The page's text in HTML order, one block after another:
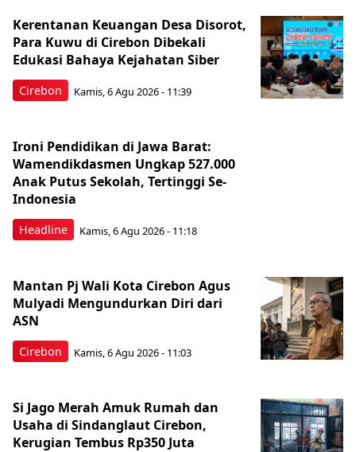
Cirebon
Kerentanan Keuangan Desa Disorot,
Para Kuwu di Cirebon Dibekali
Edukasi Bahaya Kejahatan Siber
Kamis, 6 Agu 2026 - 11:39
Headline
Ironi Pendidikan di Jawa Barat:
Wamendikdasmen Ungkap 527.000
Anak Putus Sekolah, Tertinggi Se-
Indonesia
Kamis, 6 Agu 2026 - 11:18
Cirebon
Mantan Pj Wali Kota Cirebon Agus
Mulyadi Mengundurkan Diri dari
ASN
Kamis, 6 Agu 2026 - 11:03
Si Jago Merah Amuk Rumah dan
Usaha di Sindanglaut Cirebon,
Kerugian Tembus Rp350 Juta